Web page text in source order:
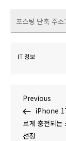
포스팅 단축 주소:
IT 정보
글
탐
P
r
e
v
Previous
iPhone
르게 충전되는
선정